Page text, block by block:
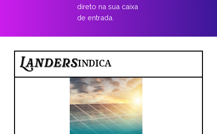
direto na sua caixa
de entrada.
INDICA